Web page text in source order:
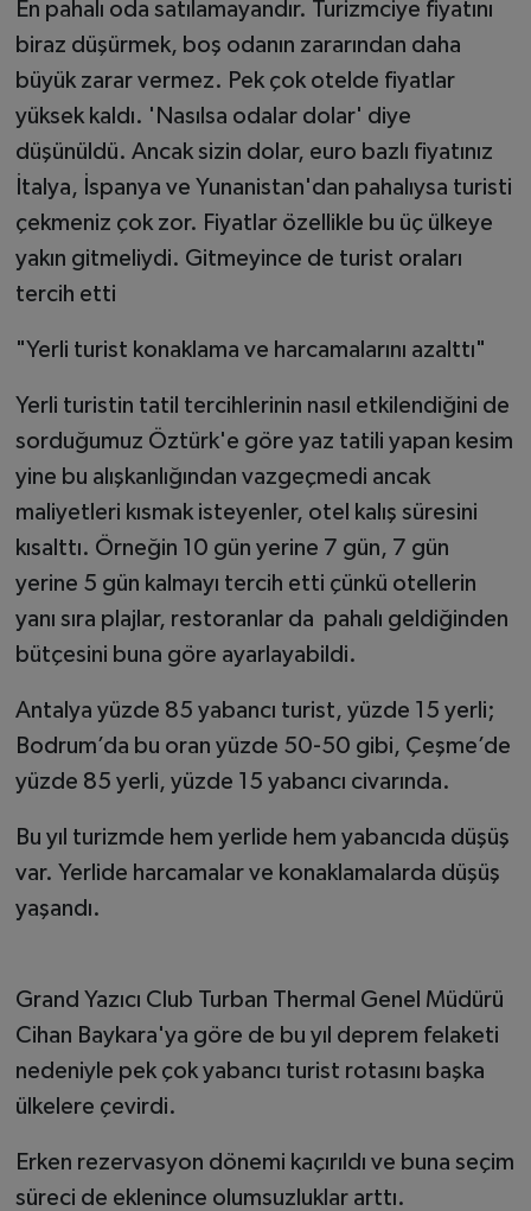
En pahalı oda satılamayandır. Turizmciye fiyatını
biraz düşürmek, boş odanın zararından daha
büyük zarar vermez. Pek çok otelde fiyatlar
yüksek kaldı. 'Nasılsa odalar dolar' diye
düşünüldü. Ancak sizin dolar, euro bazlı fiyatınız
İtalya, İspanya ve Yunanistan'dan pahalıysa turisti
çekmeniz çok zor. Fiyatlar özellikle bu üç ülkeye
yakın gitmeliydi. Gitmeyince de turist oraları
tercih etti
"Yerli turist konaklama ve harcamalarını azalttı"
Yerli turistin tatil tercihlerinin nasıl etkilendiğini de
sorduğumuz Öztürk'e göre yaz tatili yapan kesim
yine bu alışkanlığından vazgeçmedi ancak
maliyetleri kısmak isteyenler, otel kalış süresini
kısalttı. Örneğin 10 gün yerine 7 gün, 7 gün
yerine 5 gün kalmayı tercih etti çünkü otellerin
yanı sıra plajlar, restoranlar da pahalı geldiğinden
bütçesini buna göre ayarlayabildi.
Antalya yüzde 85 yabancı turist, yüzde 15 yerli;
Bodrum’da bu oran yüzde 50-50 gibi, Çeşme’de
yüzde 85 yerli, yüzde 15 yabancı civarında.
Bu yıl turizmde hem yerlide hem yabancıda düşüş
var. Yerlide harcamalar ve konaklamalarda düşüş
yaşandı.
Grand Yazıcı Club Turban Thermal Genel Müdürü
Cihan Baykara'ya göre de bu yıl deprem felaketi
nedeniyle pek çok yabancı turist rotasını başka
ülkelere çevirdi.
Erken rezervasyon dönemi kaçırıldı ve buna seçim
süreci de eklenince olumsuzluklar arttı.